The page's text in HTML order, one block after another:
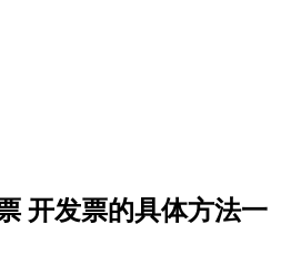
开发票的具体方法一